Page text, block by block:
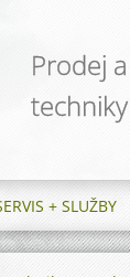
Prodej
techniky
+ SLUŽBY